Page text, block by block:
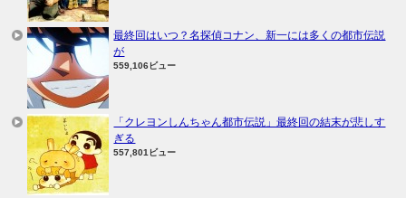
最終回はいつ？名探偵コナン、新一には多くの都市伝説
が
559,106ビュー
「クレヨンしんちゃん都市伝説」最終回の結末が悲しす
ぎる
557,801ビュー